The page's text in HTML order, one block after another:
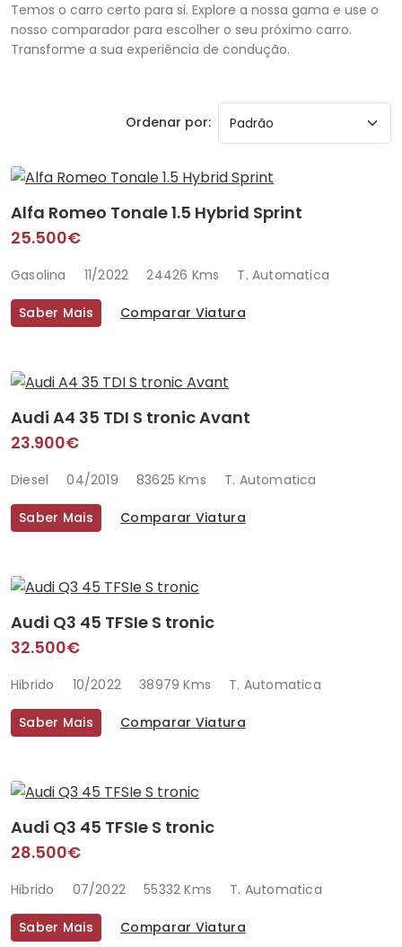
Temos o carro certo para si. Explore a nossa gama e use o
nosso comparador para escolher o seu próximo carro.
Transforme a sua experiência de condução.
Ordenar por:
Alfa Romeo Tonale 1.5 Hybrid Sprint
25.500€
Gasolina 11/2022 24426 Kms T. Automatica
Saber Mais Comparar Viatura
Audi A4 35 TDI S tronic Avant
23.900€
Diesel 04/2019 83625 Kms T. Automatica
Saber Mais Comparar Viatura
Audi Q3 45 TFSIe S tronic
32.500€
Hibrido 10/2022 38979 Kms T. Automatica
Saber Mais Comparar Viatura
Audi Q3 45 TFSIe S tronic
28.500€
Hibrido 07/2022 55332 Kms T. Automatica
Saber Mais Comparar Viatura